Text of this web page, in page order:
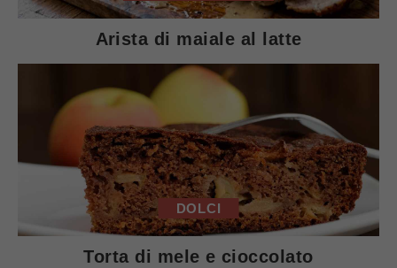
Arista di maiale al latte
DOLCI
Torta di mele e cioccolato